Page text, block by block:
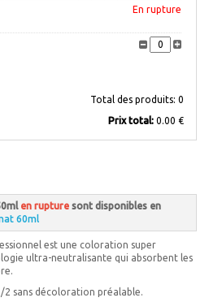
En rupture
Total des produits: 0
Prix ​​total: 0.00 €
en rupture sont disponibles en
60ml
est une coloration super
ultra-neutralisante qui absorbent les
2 sans décoloration préalable.